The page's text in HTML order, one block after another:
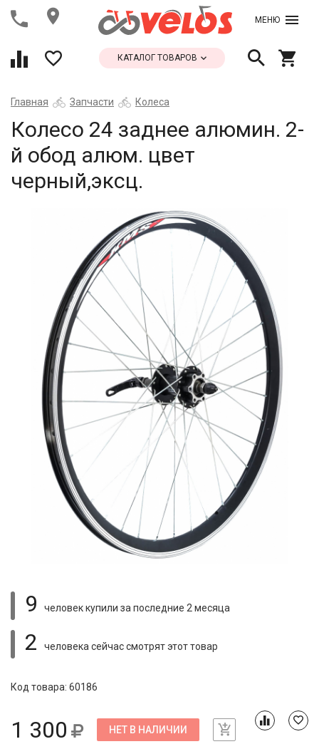
МЕНЮ
КАТАЛОГ ТОВАРОВ
Главная Запчасти Колеса
Колесо 24 заднее алюмин. 2-
й обод алюм. цвет
черный,эксц.
9 человек купили за последние 2 месяца
2 человека сейчас смотрятэтот товар
Код товара: 60186
1 300 НЕТ В НАЛИЧИИ